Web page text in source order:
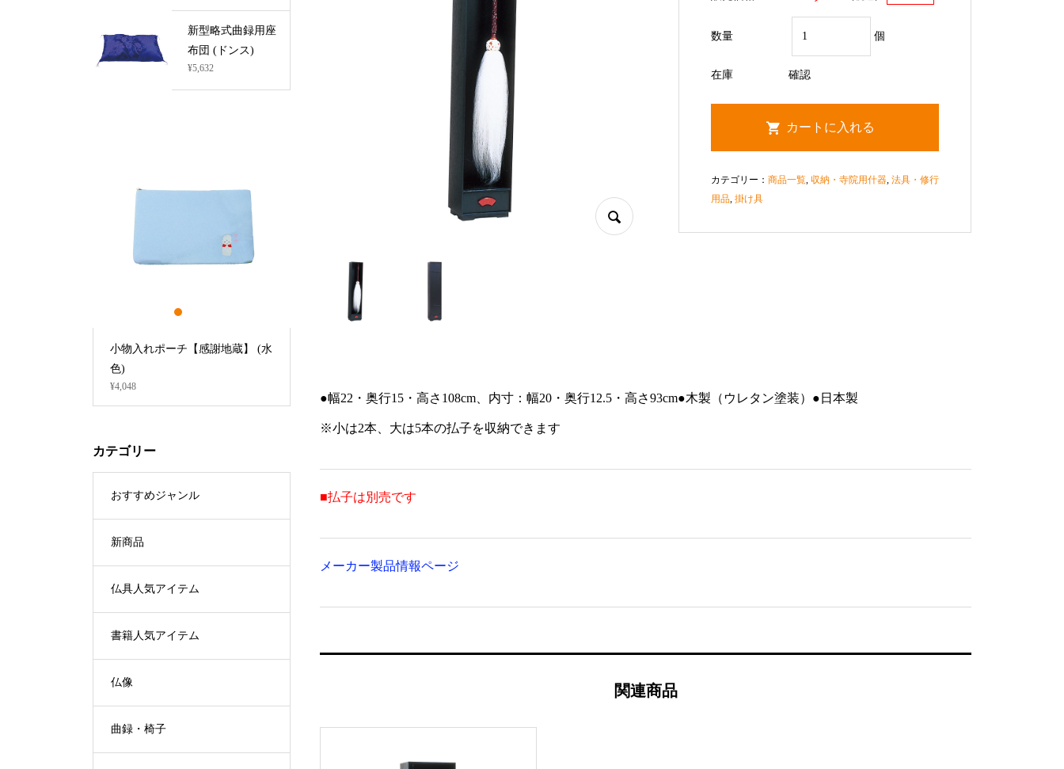
数量 個
在庫 確認
カテゴリー： 商品一覧, 収納・寺院用什器, 法具・修行
用品, 掛け具
●幅22・奥行15・高さ108cm、内寸：幅20・奥行12.5・高さ93cm●木製（ウレタン塗装）●日本製
※小は2本、大は5本の払子を収納できます
■払子は別売です
メーカー製品情報ページ
関連商品
新型略式曲録用座
布団 (ドンス)
¥5,632
小物入れポーチ【感謝地蔵】 (水
色)
¥4,048
1
カテゴリー
おすすめジャンル
新商品
仏具人気アイテム
書籍人気アイテム
仏像
曲録・椅子